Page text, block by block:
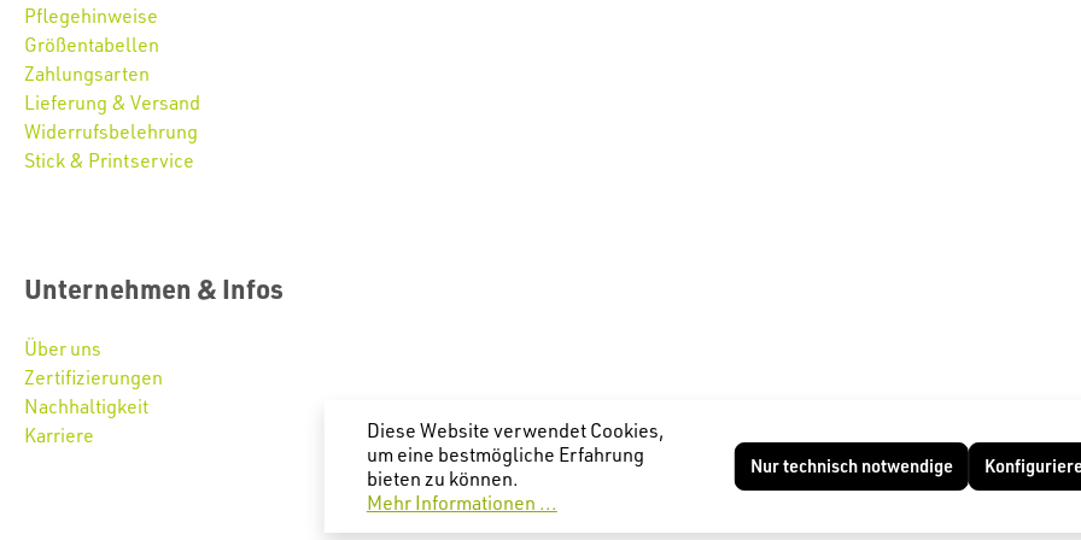
Pflegehinweise
Größentabellen
Zahlungsarten
Lieferung & Versand
Widerrufsbelehrung
Stick & Printservice
Unternehmen & Infos
Über uns
Zertifizierungen
Nachhaltigkeit
Karriere
Diese Website verwendet Cookies,
um eine bestmögliche Erfahrung
bieten zu können.
Mehr Informationen ...
Nur technisch notwendige